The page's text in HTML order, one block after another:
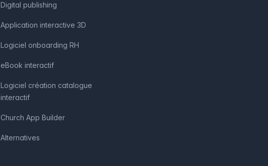
Digital publishing
Application interactive 3D
Logiciel onboarding RH
eBook interactif
Logiciel création catalogue
interactif
Church App Builder
Alternatives